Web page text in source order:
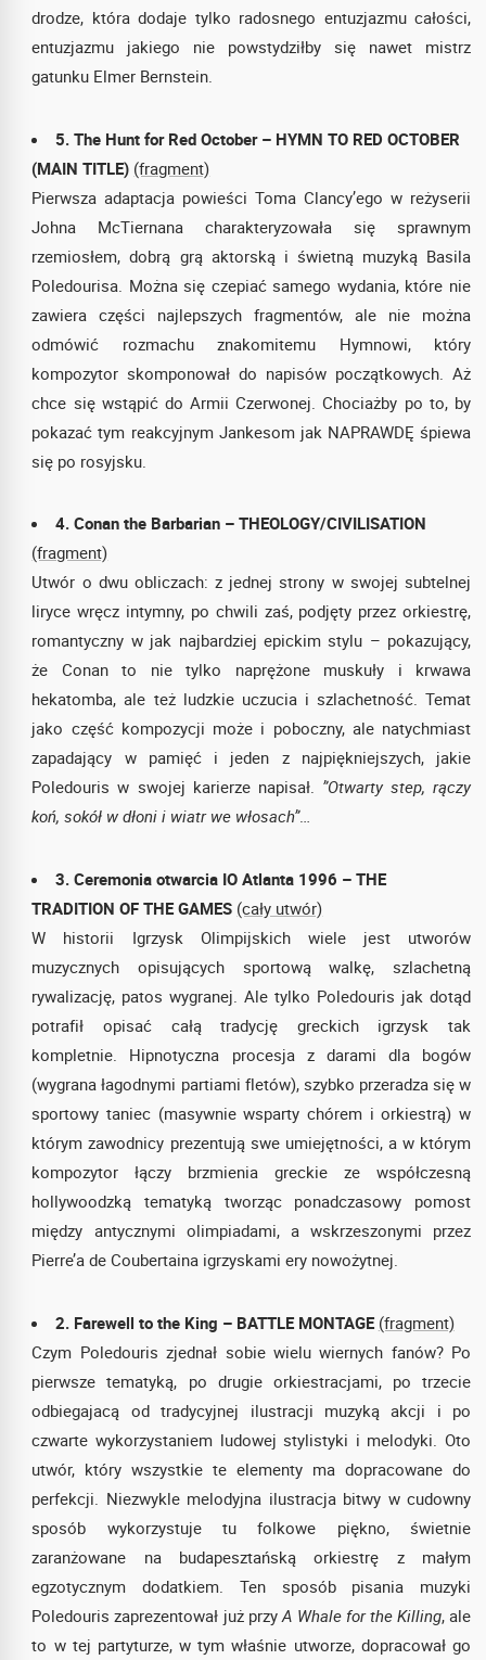
drodze, która dodaje tylko radosnego entuzjazmu całości,
entuzjazmu jakiego nie powstydziłby się nawet mistrz
gatunku Elmer Bernstein.
5. The Hunt for Red October – HYMN TO RED OCTOBER
(MAIN TITLE) (fragment)
Pierwsza adaptacja powieści Toma Clancy’ego w reżyserii
Johna McTiernana charakteryzowała się sprawnym
rzemiosłem, dobrą grą aktorską i świetną muzyką Basila
Poledourisa. Można się czepiać samego wydania, które nie
zawiera części najlepszych fragmentów, ale nie można
odmówić rozmachu znakomitemu Hymnowi, który
kompozytor skomponował do napisów początkowych. Aż
chce się wstąpić do Armii Czerwonej. Chociażby po to, by
pokazać tym reakcyjnym Jankesom jak NAPRAWDĘ śpiewa
się po rosyjsku.
4. Conan the Barbarian – THEOLOGY/CIVILISATION
(fragment)
Utwór o dwu obliczach: z jednej strony w swojej subtelnej
liryce wręcz intymny, po chwili zaś, podjęty przez orkiestrę,
romantyczny w jak najbardziej epickim stylu – pokazujący,
że Conan to nie tylko naprężone muskuły i krwawa
hekatomba, ale też ludzkie uczucia i szlachetność. Temat
jako część kompozycji może i poboczny, ale natychmiast
zapadający w pamięć i jeden z najpiękniejszych, jakie
Poledouris w swojej karierze napisał. ”Otwarty step, rączy
koń, sokół w dłoni i wiatr we włosach”…
3. Ceremonia otwarcia IO Atlanta 1996 – THE
TRADITION OF THE GAMES (cały utwór)
W historii Igrzysk Olimpijskich wiele jest utworów
muzycznych opisujących sportową walkę, szlachetną
rywalizację, patos wygranej. Ale tylko Poledouris jak dotąd
potrafił opisać całą tradycję greckich igrzysk tak
kompletnie. Hipnotyczna procesja z darami dla bogów
(wygrana łagodnymi partiami fletów), szybko przeradza się w
sportowy taniec (masywnie wsparty chórem i orkiestrą) w
którym zawodnicy prezentują swe umiejętności, a w którym
kompozytor łączy brzmienia greckie ze współczesną
hollywoodzką tematyką tworząc ponadczasowy pomost
między antycznymi olimpiadami, a wskrzeszonymi przez
Pierre’a de Coubertaina igrzyskami ery nowożytnej.
2. Farewell to the King – BATTLE MONTAGE (fragment)
Czym Poledouris zjednał sobie wielu wiernych fanów? Po
pierwsze tematyką, po drugie orkiestracjami, po trzecie
odbiegajacą od tradycyjnej ilustracji muzyką akcji i po
czwarte wykorzystaniem ludowej stylistyki i melodyki. Oto
utwór, który wszystkie te elementy ma dopracowane do
perfekcji. Niezwykle melodyjna ilustracja bitwy w cudowny
sposób wykorzystuje tu folkowe piękno, świetnie
zaranżowane na budapesztańską orkiestrę z małym
egzotycznym dodatkiem. Ten sposób pisania muzyki
Poledouris zaprezentował już przyA Whale for the Killing, ale
to w tej partyturze, w tym właśnie utworze, dopracował go